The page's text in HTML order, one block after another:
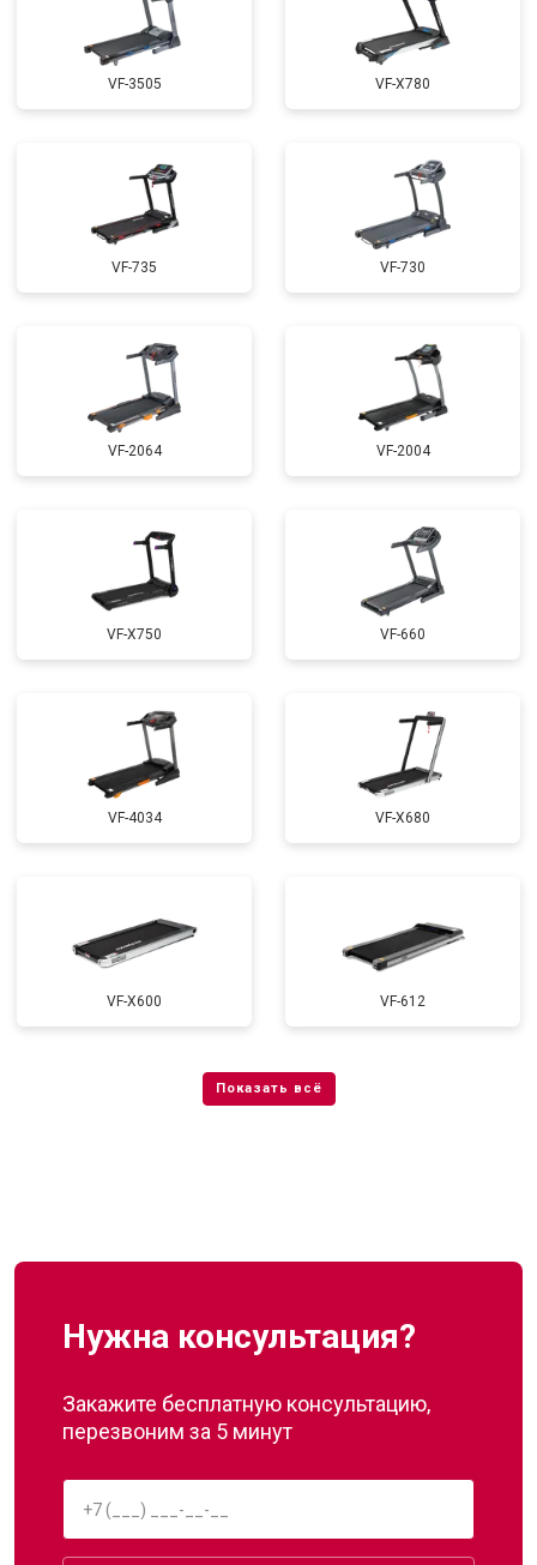
VF-3505 VF-X780
VF-735 VF-730
VF-2064 VF-2004
VF-X750 VF-660
VF-4034 VF-X680
VF-X600 VF-612
Нужна консультация?
Закажите бесплатную консультацию,
перезвоним за 5 минут